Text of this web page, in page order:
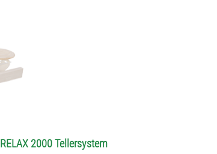
RELAX 2000 Tellersystem